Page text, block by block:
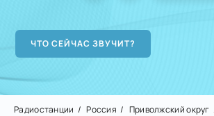
Радиостанции Россия Приволжский округ